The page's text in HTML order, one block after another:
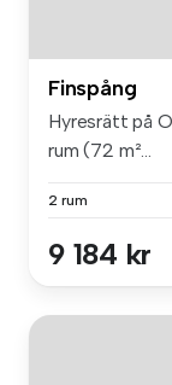
Finspång
Hyresrätt på
rum (72 m²...
2 rum
9 184 kr